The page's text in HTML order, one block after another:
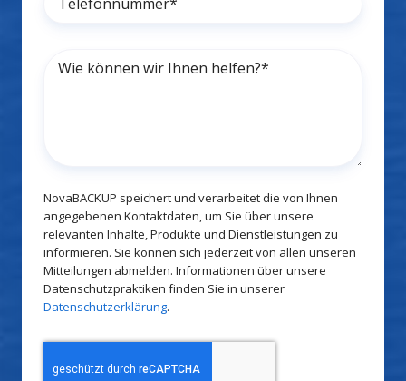
NovaBACKUP speichert und verarbeitet die von Ihnen
angegebenen Kontaktdaten, um Sie über unsere
relevanten Inhalte, Produkte und Dienstleistungen zu
informieren. Sie können sich jederzeit von allen unseren
Mitteilungen abmelden. Informationen über unsere
Datenschutzpraktiken finden Sie in unserer
Datenschutzerklärung.